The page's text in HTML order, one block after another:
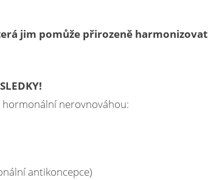
jim pomůže přirozeně harmonizovat
hormonální nerovnováhou:
antikoncepce)